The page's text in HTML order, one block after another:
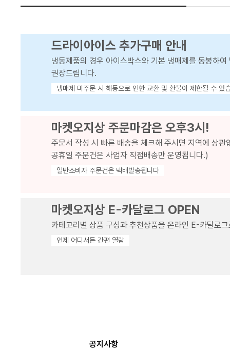
드라이아이스 추가구매 안내
냉동제품의 경우 아이스박스와 기본 냉매제를 동봉하
권장드립니다.
냉매제 미주문 시 해동으로 인한 교환 및 환불이 제한될 수 있
마켓오지상 주문마감은 오후3시!
주문서 작성 시 빠른 배송을 체크해 주시면 지역에 상
공휴일 주문건은 사업자 직접배송만 운영됩니다.)
일반소비자 주문건은 택배발송됩니다
마켓오지상 E-카달로그 OPEN
카테고리별 상품 구성과 추천상품을 온라인 E-카달로
언제 어디서든 간편 열람
공지사항